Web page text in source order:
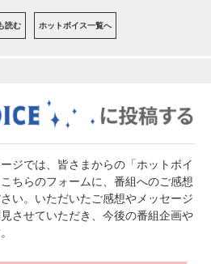
読む ホットボイス一覧へ
ジでは、皆さまからの「ホットボイ
ちらのフォームに、番組へのご感想
い。いただいたご感想やメッセージ
させていただき、今後の番組企画や